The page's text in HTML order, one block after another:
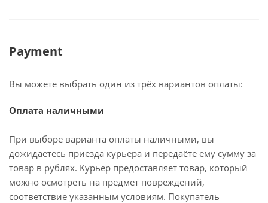
Payment
Вы можете выбрать один из трёх вариантов оплаты:
Оплата наличными
При выборе варианта оплаты наличными, вы
дожидаетесь приезда курьера и передаёте ему сумму за
товар в рублях. Курьер предоставляет товар, который
можно осмотреть на предмет повреждений,
соответствие указанным условиям. Покупатель